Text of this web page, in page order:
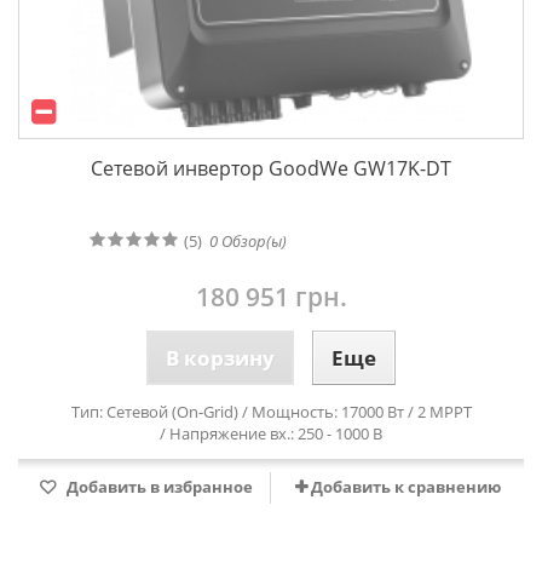
Сетевой инвертор GoodWe GW17K-DT
(5) 0 Обзор(ы)
180 951 грн.
В корзину Еще
Тип: Сетевой (On-Grid) / Мощность: 17000 Вт / 2 MPPT
/ Напряжение вх.: 250 - 1000 В
Добавить в избранное Добавить к сравнению